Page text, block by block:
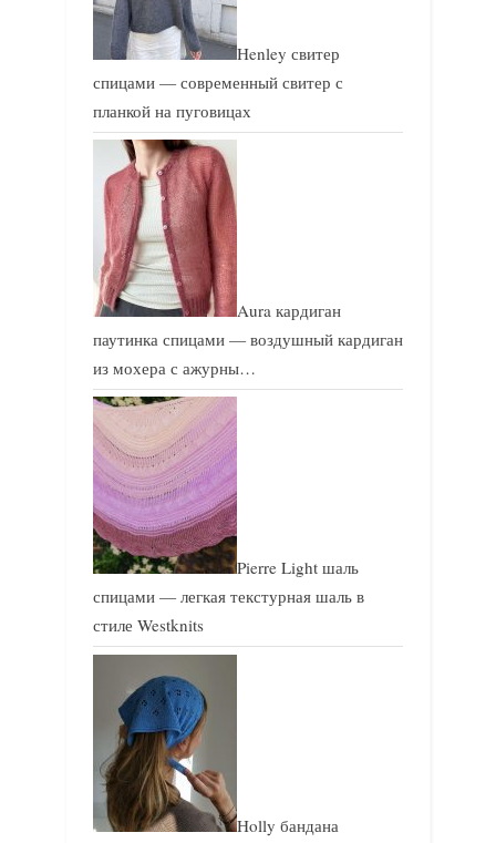
Henley свитер
спицами — современный свитер с
планкой на пуговицах
Aura кардиган
паутинка спицами — воздушный кардиган
из мохера с ажурны…
Pierre Light шаль
спицами — легкая текстурная шаль в
стиле Westknits
Holly бандана